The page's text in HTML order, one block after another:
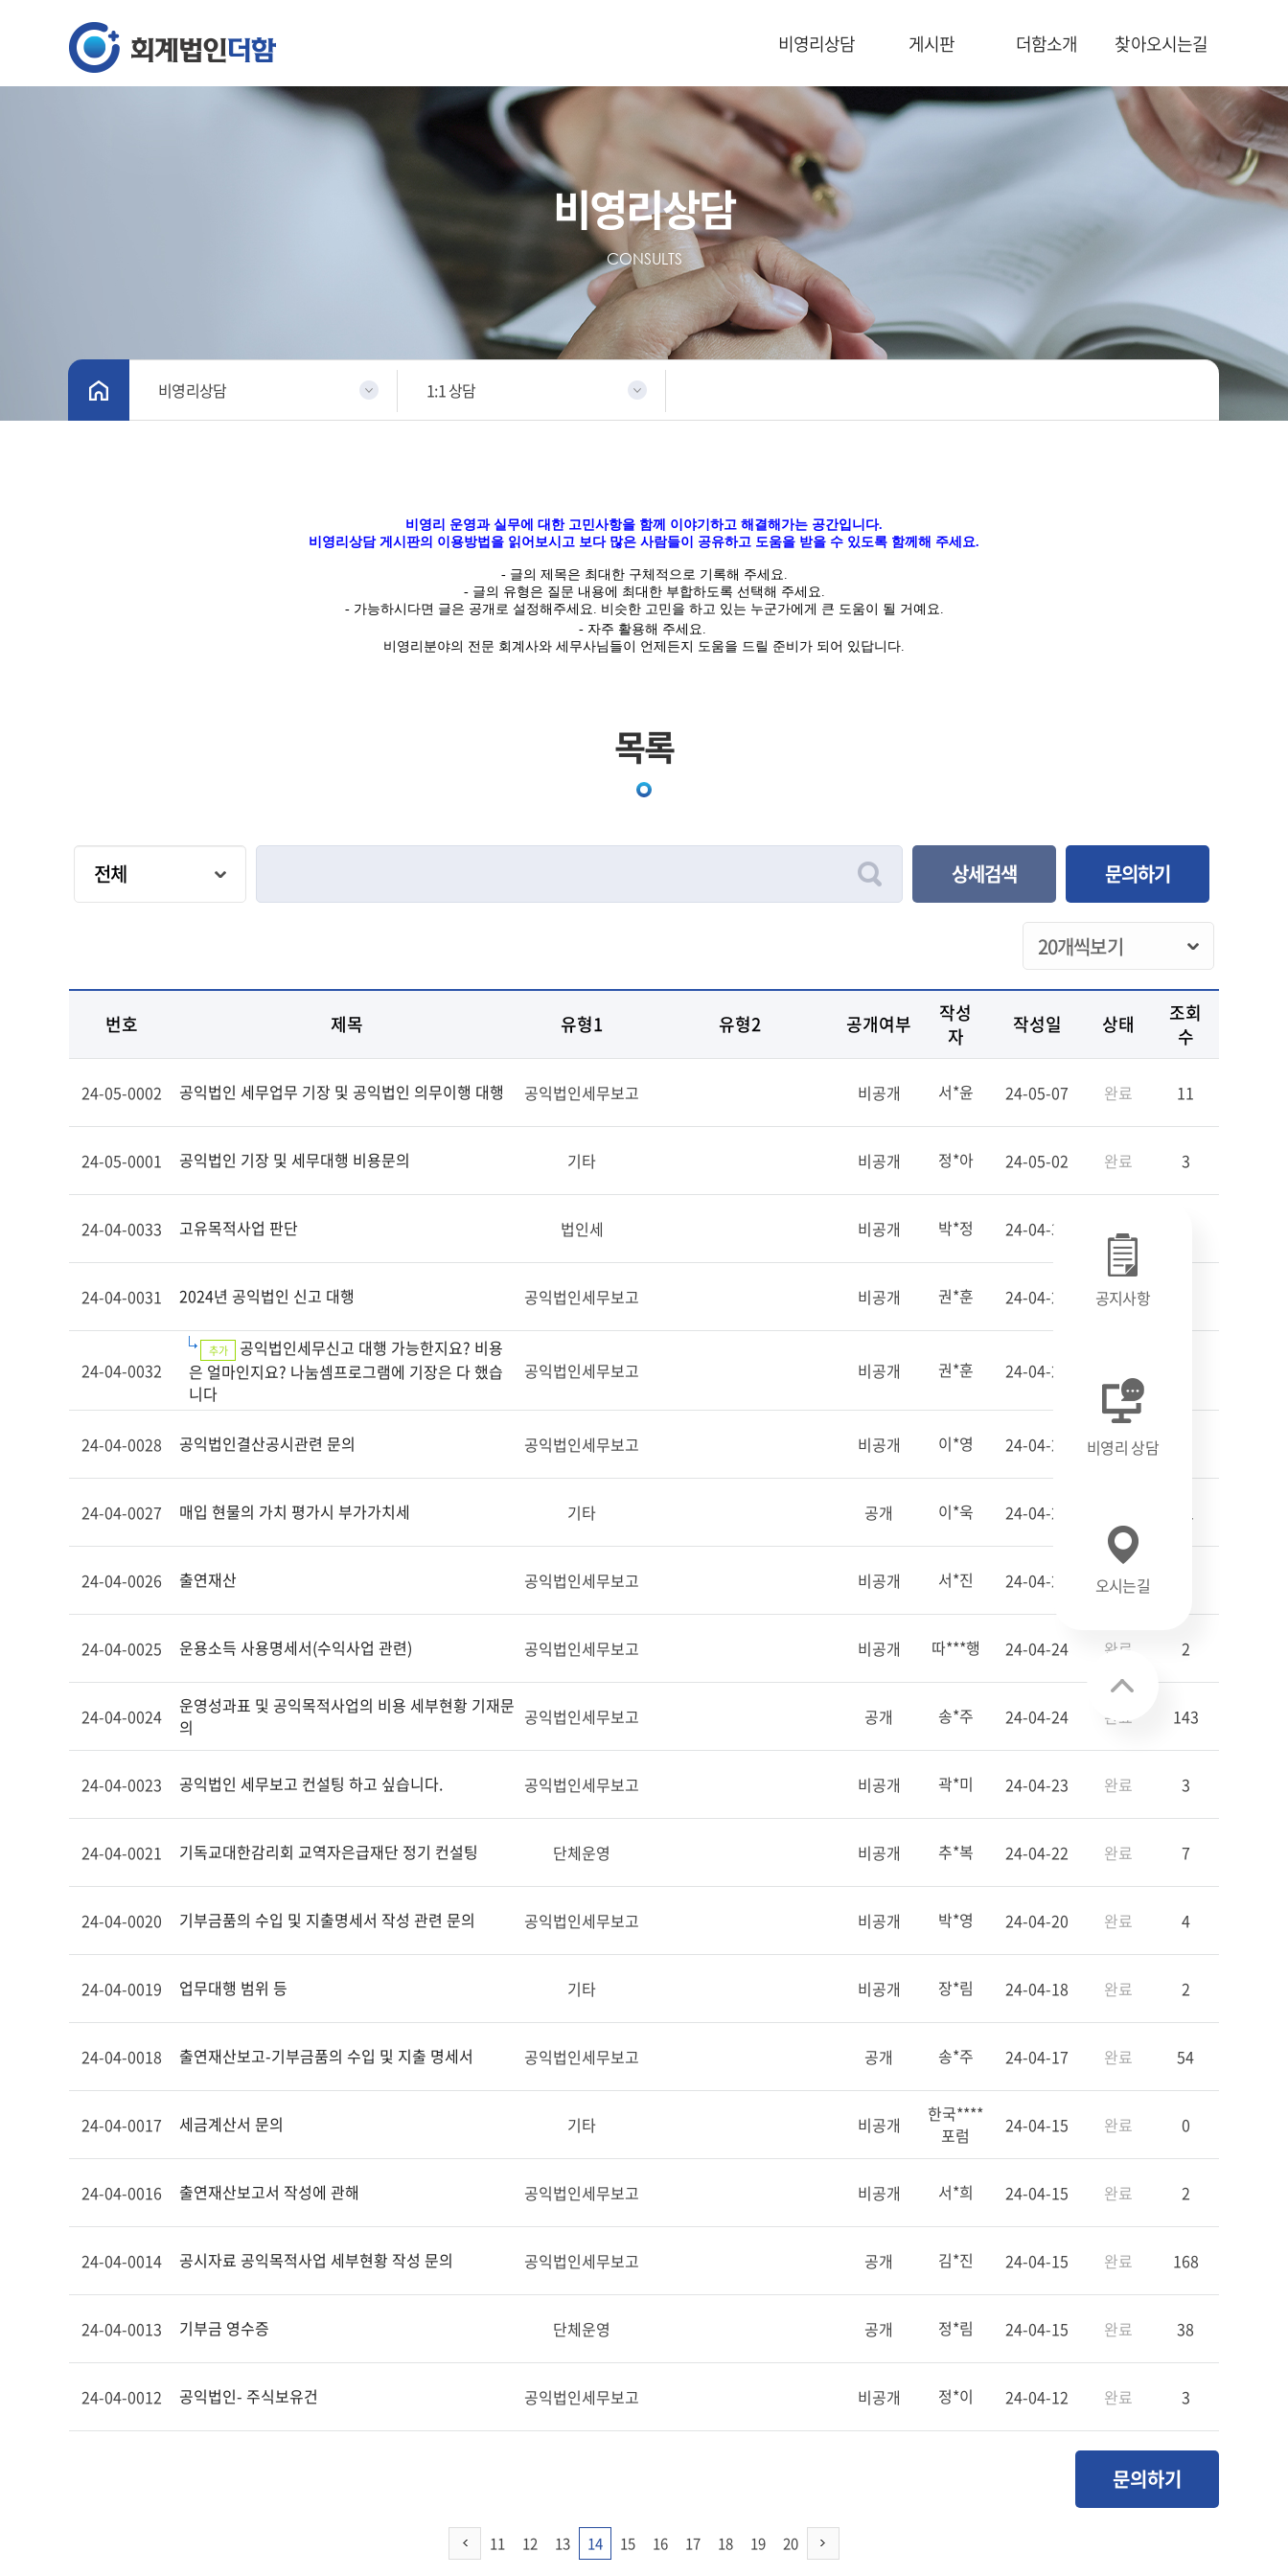
비영리상담 게시판 더함소개 찾아오시는길
비영리상담
CONSULTS
비영리상담 1:1 상담
비영리 운영과 실무에 대한 고민사항을 함께 이야기하고 해결해가는 공간입니다.
비영리상담 게시판의 이용방법을 읽어보시고 보다 많은 사람들이 공유하고 도움을 받을 수 있도록 함께해 주세요.
- 글의 제목은 최대한 구체적 으로 기록해 주세요.
- 글의 유형은 질문 내용에 최대한 부합하도록 선택해 주세요.
- 가능하시다면 글은 공개 로 설정해주세요. 비슷한 고민을 하고 있는 누군가에게 큰 도움이 될 거예요.
- 자주 활용해 주세요.
비영리분야의 전문 회계사와 세무사님들이 언제든지 도움을 드릴 준비가 되어 있답니다.
목록
상세검색 문의하기
번호 제목 유형1 유형2 공개여부
작성
자
작성일 상태
조회
수
24-05-0002 공익법인 세무업무 기장 및 공익법인 의무이행 대행 공익법인세무보고 비공개 서*윤 24-05-07 완료 11
24-05-0001 공익법인 기장 및 세무대행 비용문의 기타 비공개 정*아 24-05-02 완료 3
24-04-0033 고유목적사업 판단 법인세 비공개 박*정 24-04-30 완료
24-04-0031 2024년 공익법인 신고 대행 공익법인세무보고 비공개 권*훈 24-04-29 완료
24-04-0032
추가
공익법인세무신고 대행 가능한지요? 비용
은 얼마인지요? 나눔셈프로그램에 기장은 다 했습
니다
공익법인세무보고 비공개 권*훈 24-04-29
24-04-0028 공익법인결산공시관련 문의 공익법인세무보고 비공개 이*영 24-04-26 완료
24-04-0027 매입 현물의 가치 평가시 부가가치세 기타 공개 이*욱 24-04-25 21
24-04-0026 출연재산 공익법인세무보고 비공개 서*진 24-04-25 완료
24-04-0025 운용소득 사용명세서(수익사업 관련) 공익법인세무보고 비공개 따***행 24-04-24 완료 2
24-04-0024
운영성과표 및 공익목적사업의 비용 세부현황 기재문
의
공익법인세무보고 공개 송*주 24-04-24 완료 143
24-04-0023 공익법인 세무보고 컨설팅 하고 싶습니다. 공익법인세무보고 비공개 곽*미 24-04-23 완료 3
24-04-0021 기독교대한감리회 교역자은급재단 정기 컨설팅 단체운영 비공개 추*복 24-04-22 완료 7
24-04-0020 기부금품의 수입 및 지출명세서 작성 관련 문의 공익법인세무보고 비공개 박*영 24-04-20 완료 4
24-04-0019 업무대행 범위 등 기타 비공개 장*림 24-04-18 완료 2
24-04-0018 출연재산보고-기부금품의 수입 및 지출 명세서 공익법인세무보고 공개 송*주 24-04-17 완료 54
24-04-0017 세금계산서 문의 기타 비공개
한국****
포럼
24-04-15 완료 0
24-04-0016 출연재산보고서 작성에 관해 공익법인세무보고 비공개 서*희 24-04-15 완료 2
24-04-0014 공시자료 공익목적사업 세부현황 작성 문의 공익법인세무보고 공개 김*진 24-04-15 완료 168
24-04-0013 기부금 영수증 단체운영 공개 정*림 24-04-15 완료 38
24-04-0012 공익법인- 주식보유건 공익법인세무보고 비공개 정*이 24-04-12 완료 3
문의하기
11 12 13 14 15 16 17 18 19 20
공지사항
비영리 상담
오시는길